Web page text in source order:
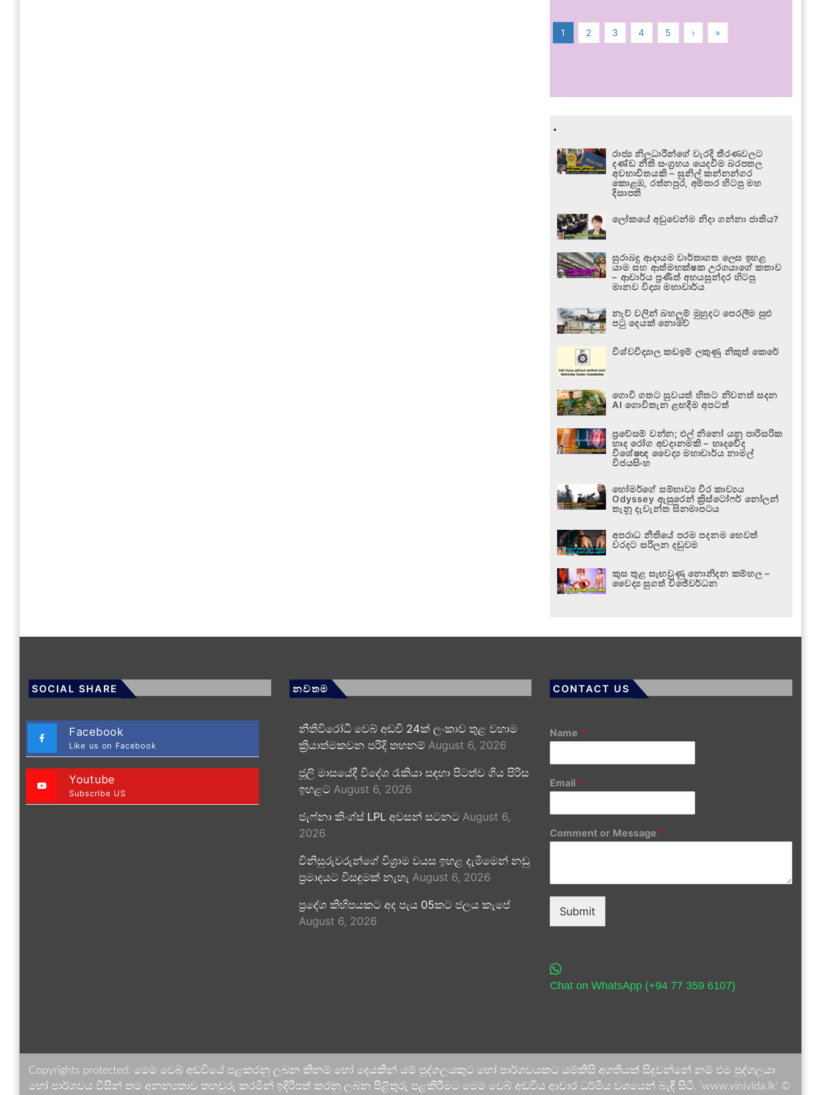
1 2 3 4 5 › »
.
රාජ්‍ය නිලධාරීන්ගේ වැරදි තීරණවලට
දණ්ඩ නීති සංග්‍රහය යෙදවීම බරපතල
අවභාවිතයකි – සුනිල් කන්නන්ගර
කොළඹ, රත්නපුර, අම්පාර හිටපු මහ
දිසාපති
ලෝකයේ අඩුවෙන්ම නිදා ගන්නා ජාතිය?
සුරාබදු ආදායම වාර්තාගත ලෙස ඉහළ
යාම සහ ආත්මභක්ෂක උරගයාගේ කතාව
– ආචාර්ය ප්‍රණීත් අභයසුන්දර හිටපු
මානව විද්‍යා මහාචාර්ය
නැව් වලින් බහලුම් මුහුදට පෙරලීම සුළු
පටු දෙයක් නොවේ
විශ්වවිද්‍යාල කඩඉම් ලකුණු නිකුත් කෙරේ
ගොවි ගතට සුවයත් හිතට නිවනත් සදන
AI ගොවිතැන ළඟදීම අපටත්
ප්‍රවේසම් වන්න; එල් නිනෝ යනු පාරිසරික
හෘද රෝග අවදානමකි – හෘදවේද
විශේෂඥ වෛද්‍ය මහාචාර්ය නාමල්
විජයසිංහ
හෝමර්ගේ සම්භාව්‍ය වීර කාව්‍යය
Odyssey ඇසුරෙන් ක්‍රිස්ටෝෆර් නෝලන්
තැනූ දැවැන්ත සිනමාපටය
අපරාධ නීතියේ පරම පදනම හෙවත්
වරදට සරිලන දඬුවම
කුස තුළ සැඟවුණු නොනිදන කම්හල –
වෛද්‍ය සුගත් විජේවර්ධන
SOCIAL SHARE
Facebook
Like us on Facebook
Youtube
Subscribe US
නවතම
නීතිවිරෝධී වෙබ් අඩවි 24ක් ලංකාව තුළ වහාම
ක්‍රියාත්මකවන පරිදි තහනම් August 6, 2026
ජූලි මාසයේදී විදේශ රැකියා සඳහා පිටත්ව ගිය පිරිස
ඉහළට August 6, 2026
ජැෆ්නා කිංග්ස් LPL අවසන් සටනට August 6,
2026
විනිසුරුවරුන්ගේ විශ්‍රාම වයස ඉහළ දැමීමෙන් නඩු
ප්‍රමාදයට විසඳුමක් නැහැ August 6, 2026
ප්‍රදේශ කිහිපයකට අද පැය 05කට ජලය කැපේ
August 6, 2026
CONTACT US
Name *
Email *
Comment or Message *
Submit
Chat on WhatsApp (+94 77 359 6107)
Copyrights protected: මෙම වෙබ් අඩවියේ පළකරනු ලබන කිනම් හෝ දෙයකින් යම් පුද්ගලයකුට හෝ පාර්ශවයකට යම්කිසි අගතියක් සිදුවන්නේ නම් එම පුද්ගලයා
හෝ පාර්ශවය විසින් තම අනන්‍යතාව තහවුරු කරමින් ඉදිරිපත් කරනු ලබන පිළිතුරු පළකිරීමට මෙම වෙබ් අඩවිය ආචාර ධර්මීය වශයෙන් බැඳී සිටී. 'www.vinivida.lk' ©